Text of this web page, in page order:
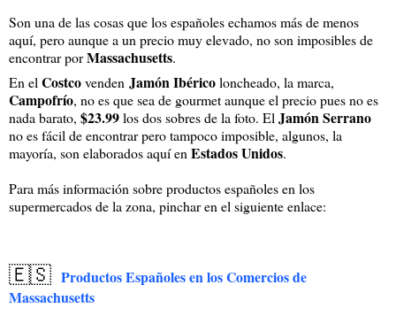
Son una de las cosas que los españoles echamos más de menos
aquí, pero aunque a un precio muy elevado, no son imposibles de
encontrar porMassachusetts.
En elCostcovenden Jamón Ibéricoloncheado, la marca,
Campofrío, no es que sea de gourmet aunque el precio pues no es
nada barato, $23.99los dos sobres de la foto. ElJamón Serrano
no es fácil de encontrar pero tampoco imposible, algunos, la
mayoría, son elaborados aquí enEstados Unidos.
Para más información sobre productos españoles en los
supermercados de la zona, pinchar en el siguiente enlace:
🇪🇸 Productos Españoles en los Comercios de
Massachusetts